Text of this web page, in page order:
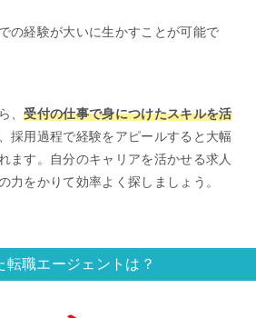
の経験が大いに生かすことが可能で
、受付の仕事で身につけたスキルを活
採用過程で経験をアピールすると大幅
ます。自分のキャリアを活かせる求人
力をかりて効率よく探しましょう。
職エージェントは？